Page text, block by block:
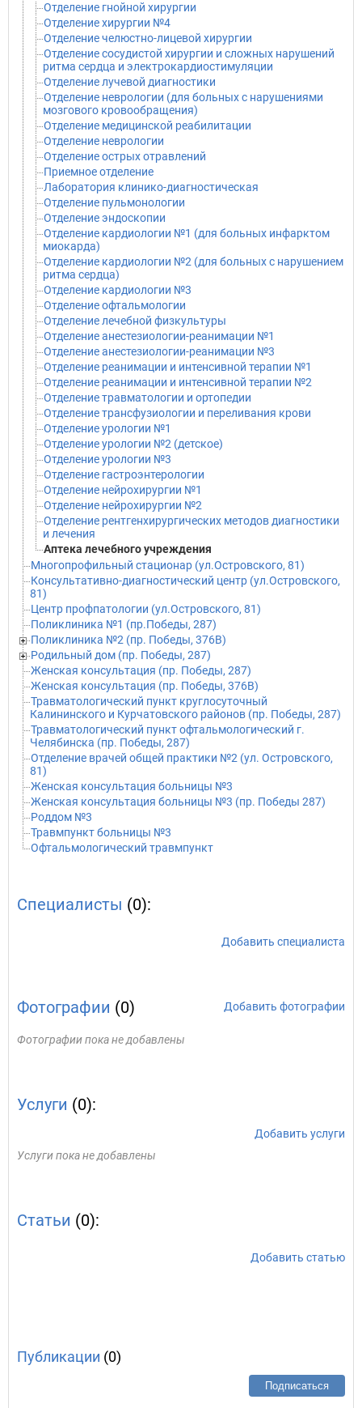
Отделение гнойной хирургии
Отделение хирургии №4
Отделение челюстно-лицевой хирургии
Отделение сосудистой хирургии и сложных нарушений
ритма сердца и электрокардиостимуляции
Отделение лучевой диагностики
Отделение неврологии (для больных с нарушениями
мозгового кровообращения)
Отделение медицинской реабилитации
Отделение неврологии
Отделение острых отравлений
Приемное отделение
Лаборатория клинико-диагностическая
Отделение пульмонологии
Отделение эндоскопии
Отделение кардиологии №1 (для больных инфарктом
миокарда)
Отделение кардиологии №2 (для больных с нарушением
ритма сердца)
Отделение кардиологии №3
Отделение офтальмологии
Отделение лечебной физкультуры
Отделение анестезиологии-реанимации №1
Отделение анестезиологии-реанимации №3
Отделение реанимации и интенсивной терапии №1
Отделение реанимации и интенсивной терапии №2
Отделение травматологии и ортопедии
Отделение трансфузиологии и переливания крови
Отделение урологии №1
Отделение урологии №2 (детское)
Отделение урологии №3
Отделение гастроэнтерологии
Отделение нейрохирургии №1
Отделение нейрохирургии №2
Отделение рентгенхирургических методов диагностики
и лечения
Аптека лечебного учреждения
Многопрофильный стационар (ул.Островского, 81)
Консультативно-диагностический центр (ул.Островского,
81)
Центр профпатологии (ул.Островского, 81)
Поликлиника №1 (пр.Победы, 287)
Поликлиника №2 (пр. Победы, 376В)
Родильный дом (пр. Победы, 287)
Женская консультация (пр. Победы, 287)
Женская консультация (пр. Победы, 376В)
Травматологический пункт круглосуточный
Калининского и Курчатовского районов (пр. Победы, 287)
Травматологический пункт офтальмологический г.
Челябинска (пр. Победы, 287)
Отделение врачей общей практики №2 (ул. Островского,
81)
Женская консультация больницы №3
Женская консультация больницы №3 (пр. Победы 287)
Роддом №3
Травмпункт больницы №3
Офтальмологический травмпункт
Специалисты (0):
Добавить специалиста
Фотографии (0) Добавить фотографии
Фотографии пока не добавлены
Услуги (0):
Добавить услуги
Услуги пока не добавлены
Статьи (0):
Добавить статью
Публикации (0)
Подписаться